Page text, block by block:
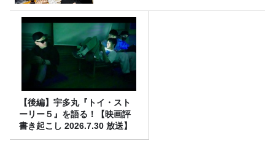
【後編】宇多丸『トイ・スト
ーリー５』を語る！【映画評
書き起こし 2026.7.30 放送】